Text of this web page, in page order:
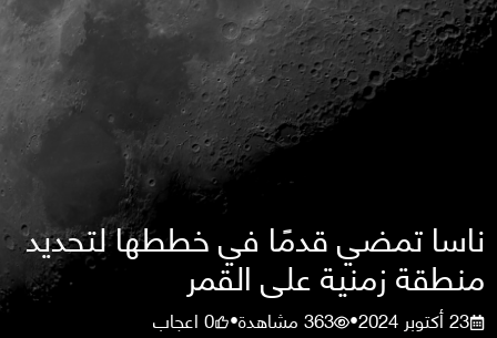
ناسا تمضي قدمًا في خططها لتحديد
منطقة زمنية على القمر
23 أكتوبر 2024 •
363مشاهدة•
0اعجاب